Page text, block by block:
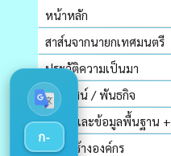
หน้าหลัก
สาส์นจากนายกเทศมนตรี
ประวัติความเป็นมา
วิสัยทัศน์ / พันธกิจ
สภาพและข้อมูลพื้นฐาน +
โครงสร้างองค์กร
ก-